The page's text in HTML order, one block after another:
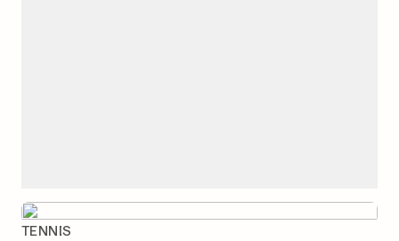
TENNIS